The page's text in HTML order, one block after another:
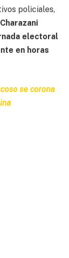
policiales,
electoral
en horas
se corona